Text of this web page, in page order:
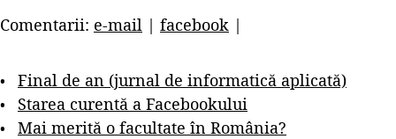
Comentarii: e-mail | facebook |
Final de an (jurnal de informatică aplicată)
Starea curentă a Facebookului
Mai merită o facultate în România?